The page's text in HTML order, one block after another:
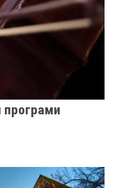
програми